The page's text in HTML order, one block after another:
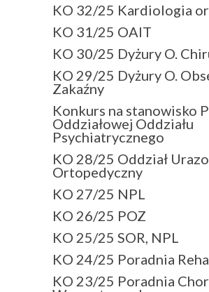
KO 32/25 Kardiologia
KO 31/25 OAIT
KO 30/25 Dyżury O.
KO 29/25 Dyżury O.
Zakaźny
Konkurs na stanowisko
Oddziałowej Oddziału
Psychiatrycznego
KO 28/25 Oddział
Ortopedyczny
KO 27/25 NPL
KO 26/25 POZ
KO 25/25 SOR, NPL
KO 24/25 Poradnia
KO 23/25 Poradnia